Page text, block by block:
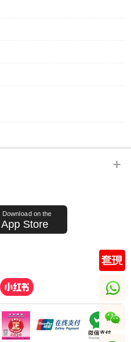
Download on the
App Store
whatsapp